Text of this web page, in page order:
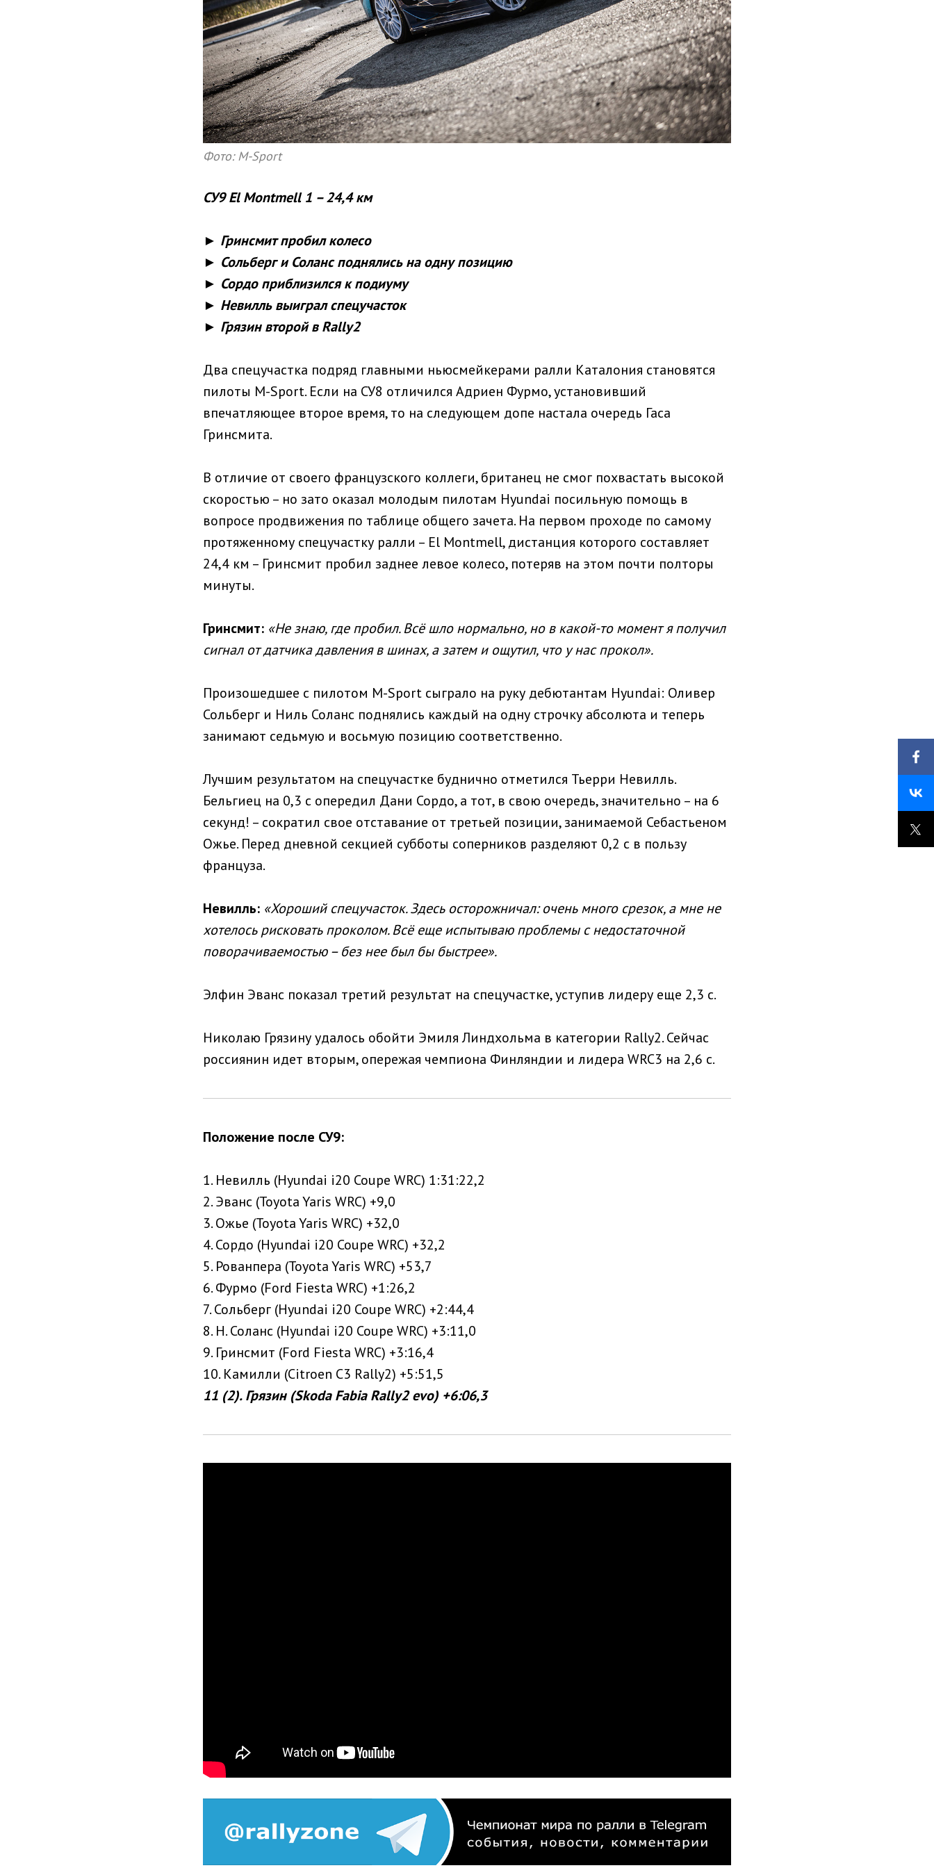
Фото: M-Sport
СУ9 El Montmell 1 – 24,4 км
► Гринсмит пробил колесо
► Сольберг и Соланс поднялись на одну позицию
► Сордо приблизился к подиуму
► Невилль выиграл спецучасток
► Грязин второй в Rally2
Два спецучастка подряд главными ньюсмейкерами ралли Каталония становятся
пилоты M-Sport. Если на СУ8 отличился Адриен Фурмо, установивший
впечатляющее второе время, то на следующем допе настала очередь Гаса
Гринсмита.
В отличие от своего французского коллеги, британец не смог похвастать высокой
скоростью – но зато оказал молодым пилотам Hyundai посильную помощь в
вопросе продвижения по таблице общего зачета. На первом проходе по самому
протяженному спецучастку ралли – El Montmell, дистанция которого составляет
24,4 км – Гринсмит пробил заднее левое колесо, потеряв на этом почти полторы
минуты.
Гринсмит: «Не знаю, где пробил. Всё шло нормально, но в какой-то момент я получил
сигнал от датчика давления в шинах, а затем и ощутил, что у нас прокол».
Произошедшее с пилотом M-Sport сыграло на руку дебютантам Hyundai: Оливер
Сольберг и Ниль Соланс поднялись каждый на одну строчку абсолюта и теперь
занимают седьмую и восьмую позицию соответственно.
Лучшим результатом на спецучастке буднично отметился Тьерри Невилль.
Бельгиец на 0,3 с опередил Дани Сордо, а тот, в свою очередь, значительно – на 6
секунд! – сократил свое отставание от третьей позиции, занимаемой Себастьеном
Ожье. Перед дневной секцией субботы соперников разделяют 0,2 с в пользу
француза.
Невилль: «Хороший спецучасток. Здесь осторожничал: очень много срезок, а мне не
хотелось рисковать проколом. Всё еще испытываю проблемы с недостаточной
поворачиваемостью – без нее был бы быстрее».
Элфин Эванс показал третий результат на спецучастке, уступив лидеру еще 2,3 с.
Николаю Грязину удалось обойти Эмиля Линдхольма в категории Rally2. Сейчас
россиянин идет вторым, опережая чемпиона Финляндии и лидера WRC3 на 2,6 с.
Положение после СУ9:
1. Невилль (Hyundai i20 Coupe WRC) 1:31:22,2
2. Эванс (Toyota Yaris WRC) +9,0
3. Ожье (Toyota Yaris WRC) +32,0
4. Сордо (Hyundai i20 Coupe WRC) +32,2
5. Рованпера (Toyota Yaris WRC) +53,7
6. Фурмо (Ford Fiesta WRC) +1:26,2
7. Сольберг (Hyundai i20 Coupe WRC) +2:44,4
8. Н. Соланс (Hyundai i20 Coupe WRC) +3:11,0
9. Гринсмит (Ford Fiesta WRC) +3:16,4
10. Камилли (Citroen C3 Rally2) +5:51,5
11 (2). Грязин (Skoda Fabia Rally2 evo) +6:06,3